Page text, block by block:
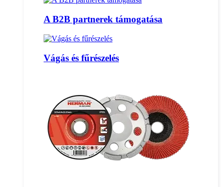
A B2B partnerek támogatása
Vágás és fűrészelés